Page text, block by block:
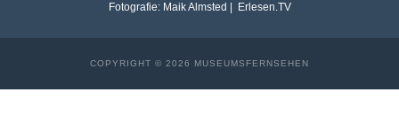
Fotografie: Maik Almsted | Erlesen.TV
COPYRIGHT © 2026 MUSEUMSFERNSEHEN